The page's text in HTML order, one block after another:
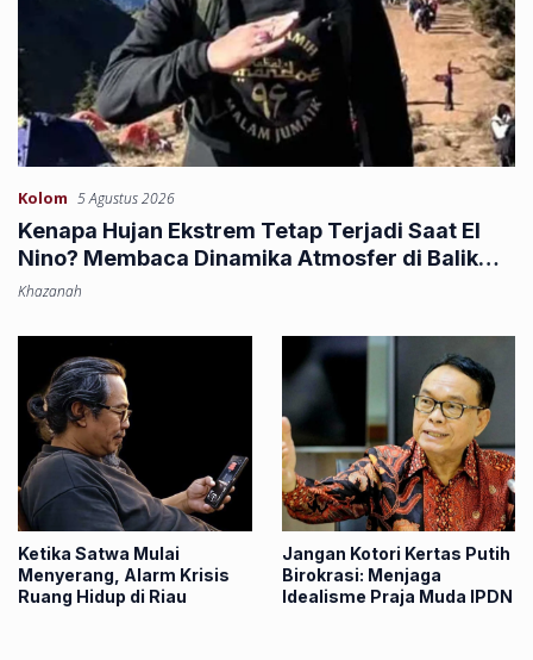
Kolom 5 Agustus 2026
Kenapa Hujan Ekstrem Tetap Terjadi Saat El
Nino? Membaca Dinamika Atmosfer di Balik
Banjir Sumbar
Khazanah
Ketika Satwa Mulai
Menyerang, Alarm Krisis
Ruang Hidup di Riau
Jangan Kotori Kertas Putih
Birokrasi: Menjaga
Idealisme Praja Muda IPDN